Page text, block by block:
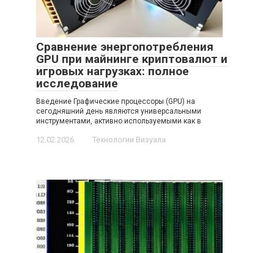
Сравнение энергопотребления
GPU при майнинге криптовалют и
игровых нагрузках: полное
исследование
Введение Графические процессоры (GPU) на
сегодняшний день являются универсальными
инструментами, активно используемыми как в
12.02.2026 Технологии Визуала